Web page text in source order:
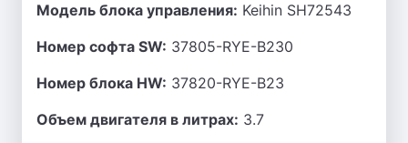
Модель блока управления: Keihin SH72543
Номер софта SW: 37805-RYE-B230
Номер блока HW: 37820-RYE-B23
Объем двигателя в литрах: 3.7